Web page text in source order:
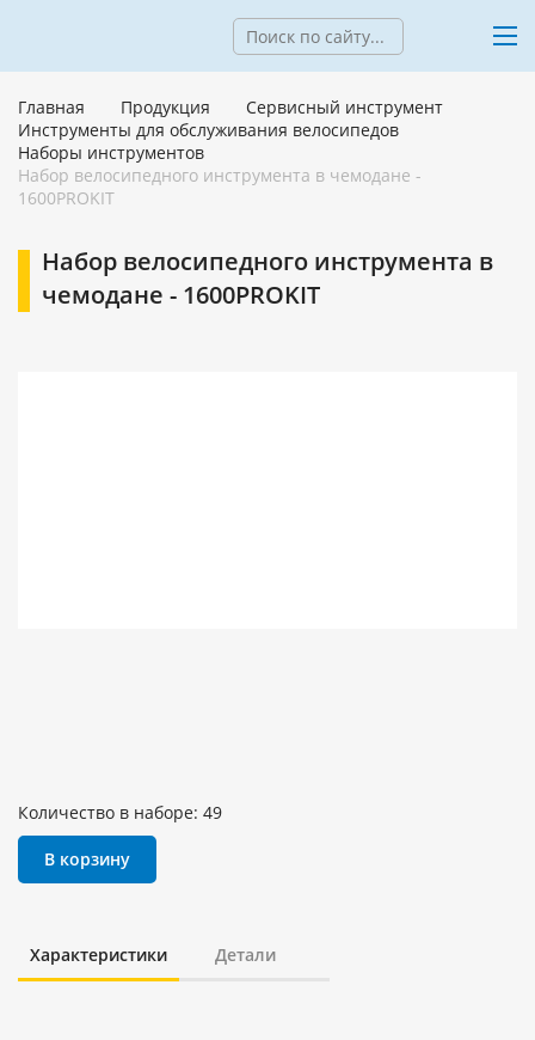
Главная Продукция
Сервисный инструмент
Инструменты для обслуживания велосипедов
Наборы инструментов
Набор велосипедного инструмента в чемодане -
1600PROKIT
Набор велосипедного инструмента в
чемодане - 1600PROKIT
Количество в наборе: 49
В корзину
Характеристики Детали